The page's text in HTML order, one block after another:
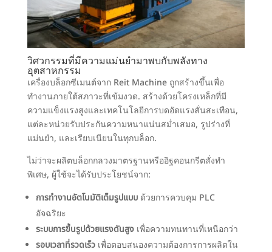
วิศวกรรมที่มีความแม่นยำมาพบกับพลังทาง
อุตสาหกรรม
เครื่องบล็อกซีเมนต์จาก Reit Machine ถูกสร้างขึ้นเพื่อ
ทำงานภายใต้สภาวะที่เข้มงวด. สร้างด้วยโครงเหล็กที่มี
ความแข็งแรงสูงและเทคโนโลยีการบดอัดแรงสั่นสะเทือน,
แต่ละหน่วยรับประกันความหนาแน่นสม่ำเสมอ, รูปร่างที่
แม่นยำ, และเรียบเนียนในทุกบล็อก.
ไม่ว่าจะผลิตบล็อกกลวงมาตรฐานหรืออิฐคอนกรีตสั่งทำ
พิเศษ, ผู้ใช้จะได้รับประโยชน์จาก:
การทำงานอัตโนมัติเต็มรูปแบบด้วยการควบคุม PLC
อัจฉริยะ
ระบบการขึ้นรูปด้วยแรงดันสูงเพื่อความทนทานที่เหนือกว่า
รอบเวลาที่รวดเร็วเพื่อตอบสนองความต้องการการผลิตใน